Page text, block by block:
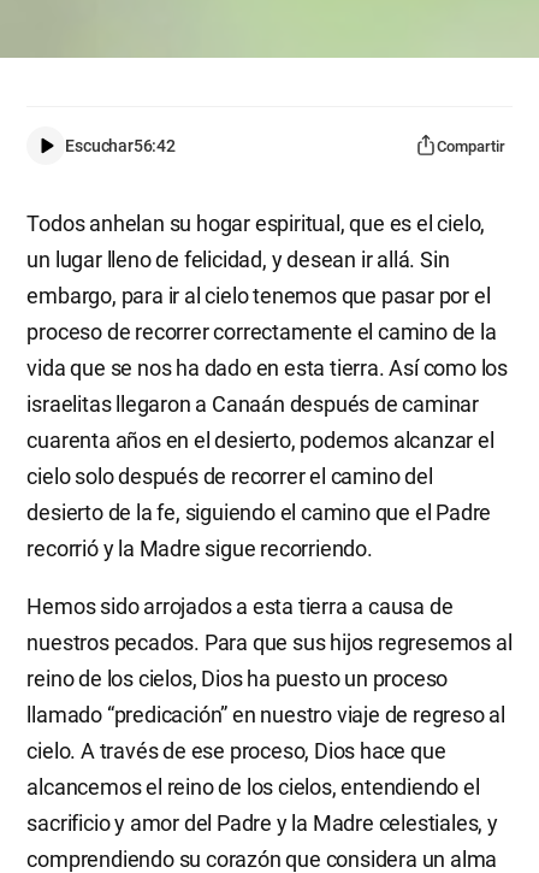
Escuchar56:42 Compartir
Todos anhelan su hogar espiritual, que es el cielo,
un lugar lleno de felicidad, y desean ir allá. Sin
embargo, para ir al cielo tenemos que pasar por el
proceso de recorrer correctamente el camino de la
vida que se nos ha dado en esta tierra. Así como los
israelitas llegaron a Canaán después de caminar
cuarenta años en el desierto, podemos alcanzar el
cielo solo después de recorrer el camino del
desierto de la fe, siguiendo el camino que el Padre
recorrió y la Madre sigue recorriendo.
Hemos sido arrojados a esta tierra a causa de
nuestros pecados. Para que sus hijos regresemos al
reino de los cielos, Dios ha puesto un proceso
llamado “predicación” en nuestro viaje de regreso al
cielo. A través de ese proceso, Dios hace que
alcancemos el reino de los cielos, entendiendo el
sacrificio y amor del Padre y la Madre celestiales, y
comprendiendo su corazón que considera un alma